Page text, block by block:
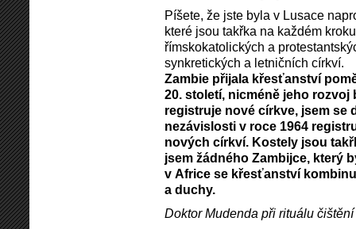
Píšete, že jste byla v Lusace
které jsou takřka na každém
římskokatolických a
synkretických a letničních církví.
Zambie přijala křesťanství
20. století, nicméně jeho rozvoj
registruje nové církve, jsem se
nezávislosti v roce 1964
nových církví. Kostely jsou
jsem žádného Zambijce, který
v Africe se křesťanství
a duchy.
Doktor Mudenda při rituálu